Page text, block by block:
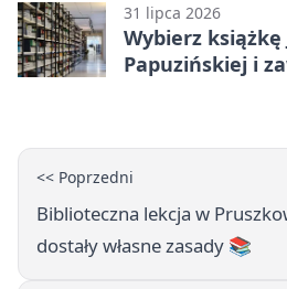
31 lipca 2026
Wybierz książkę
Papuzińskiej i
<< Poprzedni
Biblioteczna lekcja w
dostały własne zasady 📚